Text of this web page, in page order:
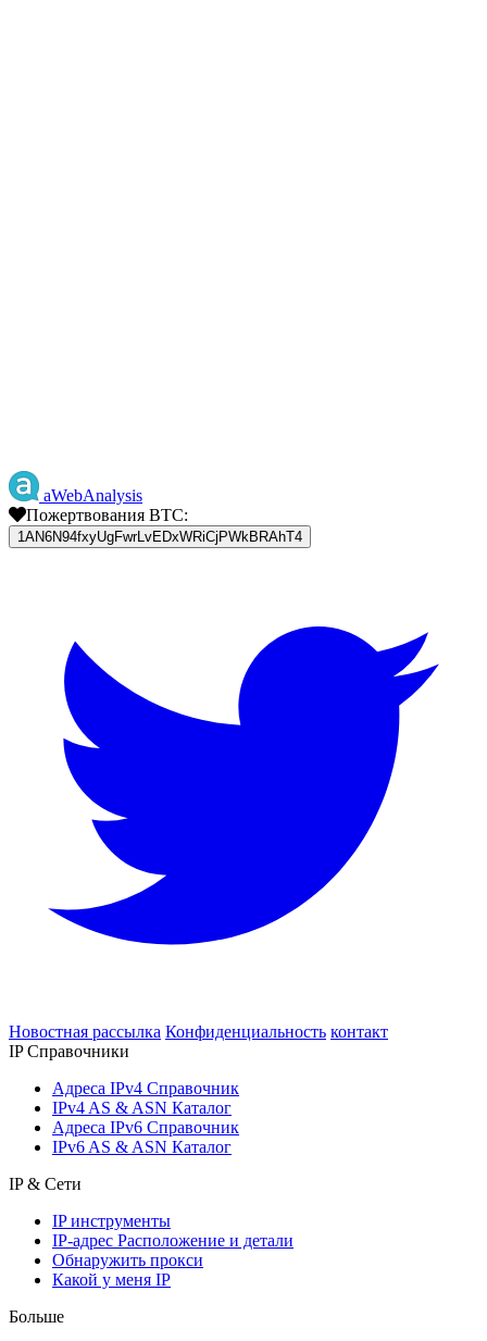
aWebAnalysis
Пожертвования BTC:
1AN6N94fxyUgFwrLvEDxWRiCjPWkBRAhT4
Новостная рассылка Конфиденциальность контакт
IP Справочники
Адреса IPv4 Справочник
IPv4 AS & ASN Каталог
Адреса IPv6 Справочник
IPv6 AS & ASN Каталог
IP & Сети
IP инструменты
IP-адрес Расположение и детали
Обнаружить прокси
Какой у меня IP
Больше